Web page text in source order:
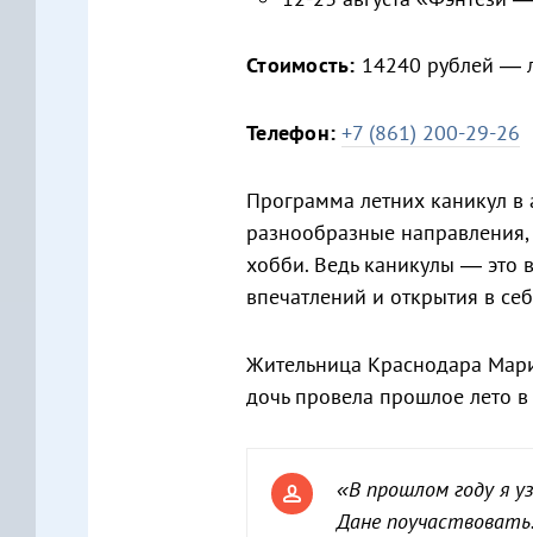
Стоимость: 14240 рублей —
Телефон:+7 (861) 200-29-26
Программа летних каникул
разнообразные
хобби. Ведь каникулы — это
впечатлений и открытия в
Жительница Краснодара
дочь провела прошлое лето
«В прошлом году я
Дане